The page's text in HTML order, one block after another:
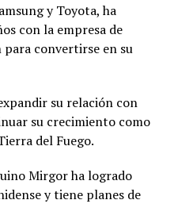
y Toyota, ha
con la empresa de
convertirse en su
su relación con
su crecimiento como
del Fuego.
Mirgor ha logrado
y tiene planes de